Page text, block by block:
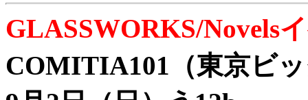
GLASSWORKS/Novels
COMITIA101（東京ビ